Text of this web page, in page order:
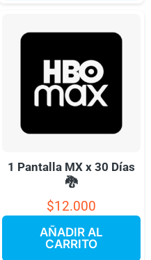
1 Pantalla MX x 30 Días
🐉
$12.000
AÑADIR AL
CARRITO